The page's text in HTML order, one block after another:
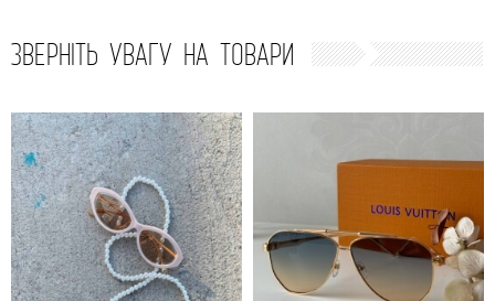
ЗВЕРНІТЬ УВАГУ НА ТОВАРИ